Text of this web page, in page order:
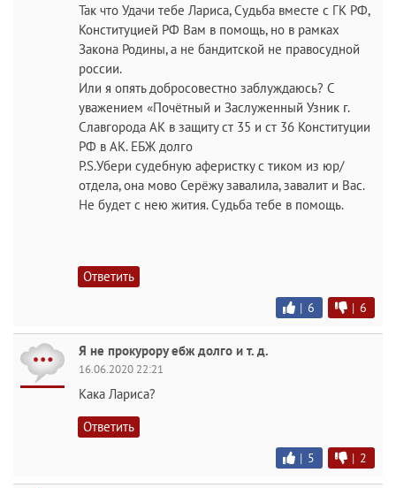
Так что Удачи тебе Лариса, Судьба вместе с ГК РФ,
Конституцией РФ Вам в помощь, но в рамках
Закона Родины, а не бандитской не правосудной
россии.
Или я опять добросовестно заблуждаюсь? С
уважением «Почётный и Заслуженный Узник г.
Славгорода АК в защиту ст 35 и ст 36 Конституции
РФ в АК. ЕБЖ долго
P.S.Убери судебную аферистку с тиком из юр/
отдела, она мово Серёжу завалила, завалит и Вас.
Не будет с нею жития. Судьба тебе в помощь.
Ответить
| 6 | 6
Я не прокурору ебж долго и т. д.
16.06.2020 22:21
Кака Лариса?
Ответить
| 5 | 2